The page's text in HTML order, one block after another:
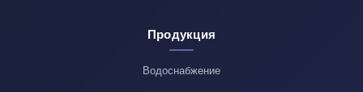
Продукция
Водоснабжение